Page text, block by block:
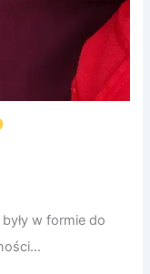
w formie do